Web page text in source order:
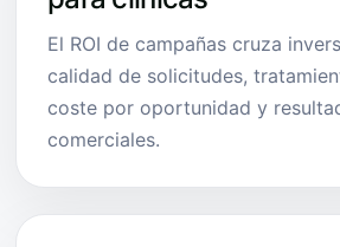
El ROI de campañas cruza
calidad de solicitudes,
coste por oportunidad y
comerciales.